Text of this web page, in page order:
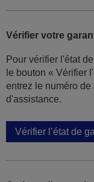
Vérifier votre
Pour vérifier l'état
le bouton « Vérifier
entrez le numéro
d'assistance.
Vérifier l’état de